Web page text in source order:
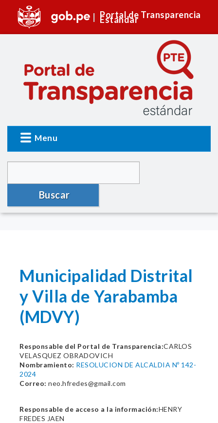
Portal de Transparencia
Estándar
Menu
Buscar
Municipalidad Distrital
y Villa de Yarabamba
(MDVY)
Responsable del Portal de Transparencia:CARLOS
VELASQUEZ OBRADOVICH
Nombramiento: RESOLUCION DE ALCALDIA Nº 142-
2024
Correo: neo.hfredes@gmail.com
Responsable de acceso a la información:HENRY
FREDES JAEN